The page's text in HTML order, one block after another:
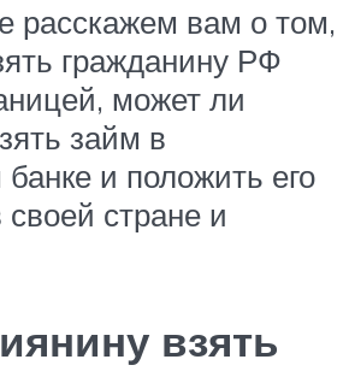
расскажем вам о том,
гражданину РФ
может ли
займ в
и положить его
стране и
взять